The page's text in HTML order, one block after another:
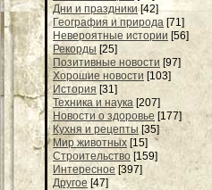
Дни и праздники [42]
География и природа [71]
Невероятные истории [56]
Рекорды [25]
Позитивные новости [97]
Хорошие новости [103]
История [31]
Техника и наука [207]
Новости о здоровье [177]
Кухня и рецепты [35]
Мир животных [15]
Строительство [159]
Интересное [397]
Другое [47]